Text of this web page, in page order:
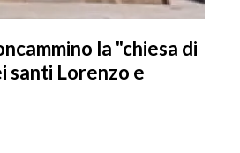
la "chiesa di
santi Lorenzo e